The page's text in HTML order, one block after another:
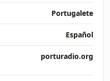
Portugalete
Español
porturadio.org